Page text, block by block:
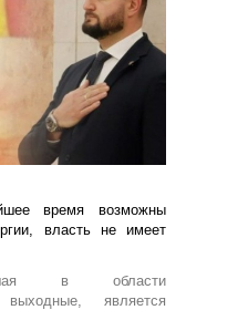
время возможны
власть не имеет
в области
является